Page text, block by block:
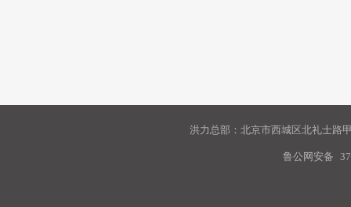
洪力总部：北京市西城区北礼士路
鲁公网安备